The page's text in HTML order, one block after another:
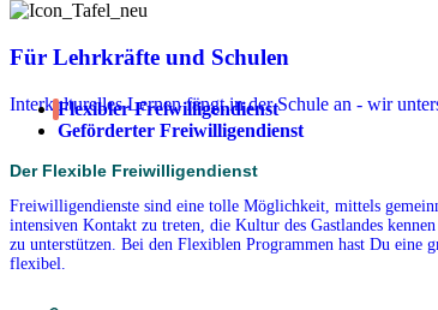
Für Lehrkräfte und Schulen
Interkulturelles Lernen fängt in der Schule an - wir
Flexibler Freiwilligendienst
Geförderter Freiwilligendienst
Der Flexible Freiwilligendienst
Freiwilligendienste sind eine tolle Möglichkeit, mittels
intensiven Kontakt zu treten, die Kultur des Gastlandes
zu unterstützen. Bei den Flexiblen Programmen hast Du eine
flexibel.